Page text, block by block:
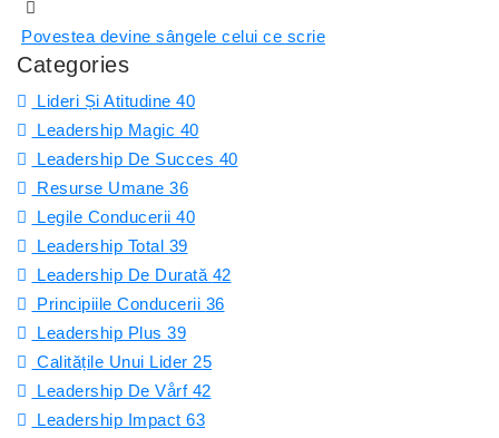
Povestea devine sângele celui ce scrie
Categories
Lideri Și Atitudine 40
Leadership Magic 40
Leadership De Succes 40
Resurse Umane 36
Legile Conducerii 40
Leadership Total 39
Leadership De Durată 42
Principiile Conducerii 36
Leadership Plus 39
Calitățile Unui Lider 25
Leadership De Vårf 42
Leadership Impact 63